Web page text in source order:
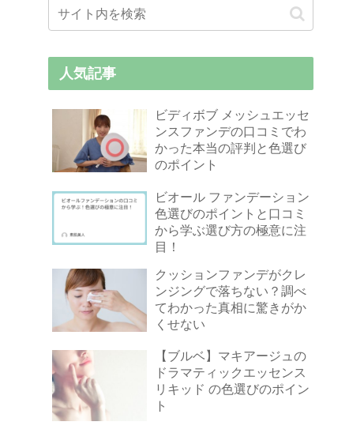
人気記事
ビディボブ メッシュエッセ
ンスファンデの口コミでわ
かった本当の評判と色選び
のポイント
ビオール ファンデーション
色選びのポイントと口コミ
から学ぶ選び方の極意に注
目！
クッションファンデがクレ
ンジングで落ちない？調べ
てわかった真相に驚きがか
くせない
【ブルベ】マキアージュの
ドラマティックエッセンス
リキッド の色選びのポイン
ト